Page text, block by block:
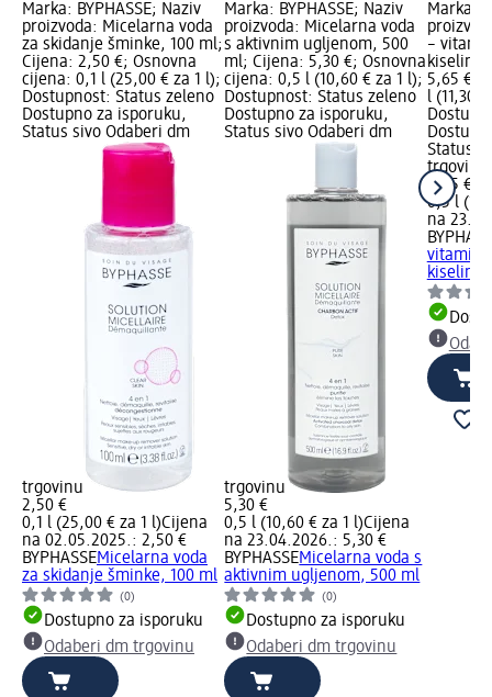
Marka: BYPHASSE; Naziv
proizvoda: Micelarna voda
za skidanje šminke, 100 ml;
Cijena: 2,50 €; Osnovna
cijena: 0,1 l (25,00 € za 1 l);
Dostupnost: Status zeleno
Dostupno za isporuku,
Status sivo Odaberi dm
trgovinu
2,50 €
0,1 l (25,00 € za 1 l)Cijena
na 02.05.2025.: 2,50 €
BYPHASSEMicelarna voda
za skidanje šminke, 100 ml
(0)
Dostupno za isporuku
Odaberi dm trgovinu
Marka: BYPHASSE; Naziv
proizvoda: Micelarna voda
s aktivnim ugljenom, 500
ml; Cijena: 5,30 €; Osnovna
cijena: 0,5 l (10,60 € za 1 l);
Dostupnost: Status zeleno
Dostupno za isporuku,
Status sivo Odaberi dm
trgovinu
5,30 €
0,5 l (10,60 € za 1 l)Cijena
na 23.04.2026.: 5,30 €
BYPHASSEMicelarna voda s
aktivnim ugljenom, 500 ml
(0)
Dostupno za isporuku
Odaberi dm trgovinu
Marka:
–
5,65 €;
l (11,30
Status
trgovinu
5,65 €
0,5 l
na
vitamin
kiselina,